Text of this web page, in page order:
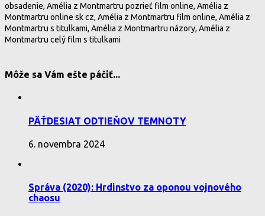
obsadenie, Amélia z Montmartru pozrieť film online, Amélia z
Montmartru online sk cz, Amélia z Montmartru film online, Amélia z
Montmartru s titulkami, Amélia z Montmartru názory, Amélia z
Montmartru celý film s titulkami
Môže sa Vám ešte páčiť...
PÄŤDESIAT ODTIEŇOV TEMNOTY
6. novembra 2024
Správa (2020): Hrdinstvo za oponou vojnového
chaosu